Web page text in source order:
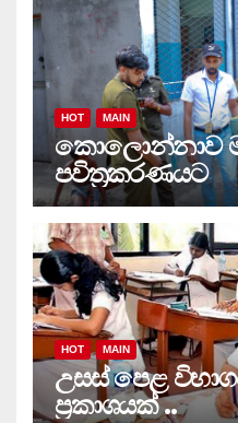
HOT MAIN
කොලොන්නාව
පවිත්‍රකරණයට
HOT MAIN
උසස් පෙළ
ප්‍රකාශයක් ..